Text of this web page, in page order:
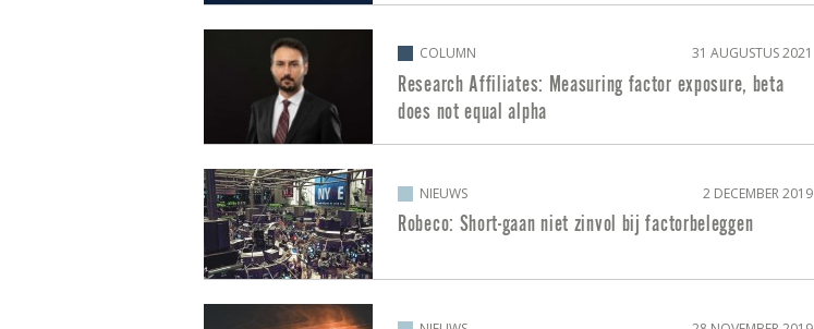
COLUMN 31 AUGUSTUS 2021
Research Affiliates: Measuring factor exposure, beta
does not equal alpha
NIEUWS 2 DECEMBER 2019
Robeco: Short-gaan niet zinvol bij factorbeleggen